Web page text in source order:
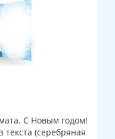
С Новым годом!
текста (серебряная